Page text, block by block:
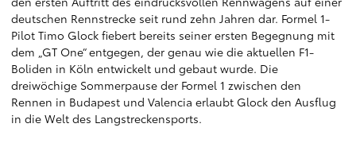
deutschen Rennstrecke seit rund zehn Jahren dar. Formel 1-
Pilot Timo Glock fiebert bereits seiner ersten Begegnung mit
dem „GT One“ entgegen, der genau wie die aktuellen F1-
Boliden in Köln entwickelt und gebaut wurde. Die
dreiwöchige Sommerpause der Formel 1 zwischen den
Rennen in Budapest und Valencia erlaubt Glock den Ausflug
in die Welt des Langstreckensports.